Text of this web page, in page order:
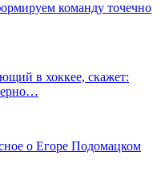
команду точечно
в хоккее, скажет:
о Егоре Подомацком